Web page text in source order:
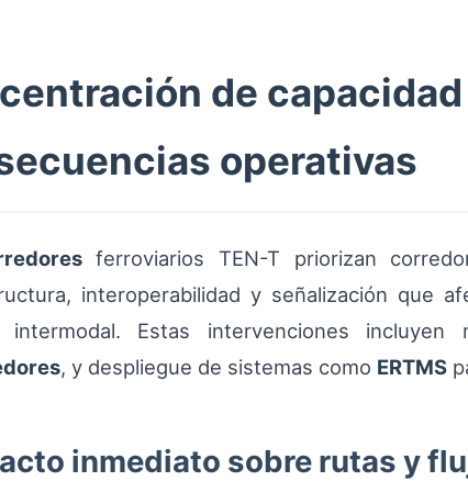
de
operativas
ferroviarios TEN-T priorizan
interoperabilidad y señalización que
intermodal. Estas intervenciones
, y despliegue de sistemas como ERTMS
inmediato sobre rutas y